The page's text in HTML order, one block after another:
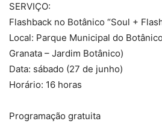
SERVIÇO:
Flashback no Botânico “Soul +
Local: Parque Municipal do
Granata – Jardim Botânico)
Data: sábado (27 de junho)
Horário: 16 horas
Programação gratuita